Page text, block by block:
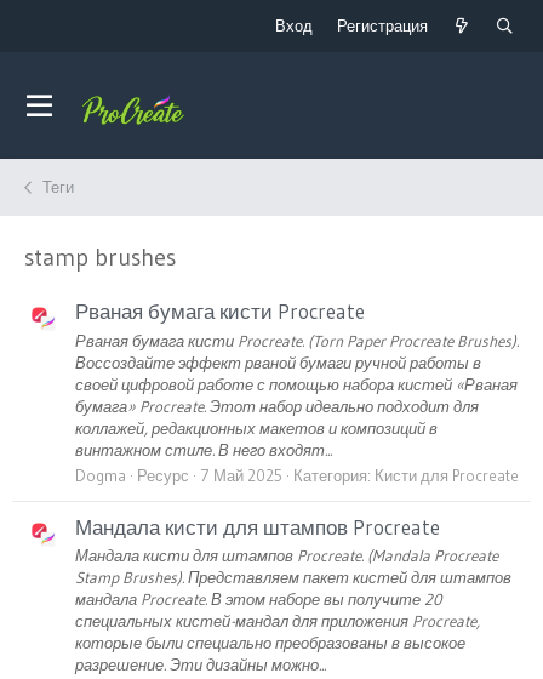
Вход Регистрация
Теги
stamp brushes
Рваная бумага кисти Procreate
Рваная бумага кисти Procreate. (Torn Paper Procreate Brushes).
Воссоздайте эффект рваной бумаги ручной работы в
своей цифровой работе с помощью набора кистей «Рваная
бумага» Procreate. Этот набор идеально подходит для
коллажей, редакционных макетов и композиций в
винтажном стиле. В него входят...
Dogma
Ресурс 7 Май 2025 Категория: Кисти для Procreate
Мандала кисти для штампов Procreate
Мандала кисти для штампов Procreate. (Mandala Procreate
Stamp Brushes). Представляем пакет кистей для штампов
мандала Procreate. В этом наборе вы получите 20
специальных кистей-мандал для приложения Procreate,
которые были специально преобразованы в высокое
разрешение. Эти дизайны можно...